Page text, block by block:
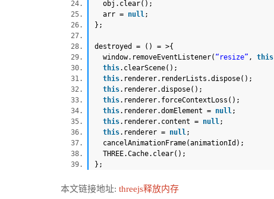
obj.clear();
arr = null;
};
destroyed = () = >{
window.removeEventListener( “resize” , this
this.clearScene();
this.renderer.renderLists.dispose();
this.renderer.dispose();
this.renderer.forceContextLoss();
this.renderer.domElement = null;
this.renderer.content = null;
this.renderer = null;
cancelAnimationFrame(animationId);
THREE.Cache.clear();
};
本文链接地址: threejs释放内存